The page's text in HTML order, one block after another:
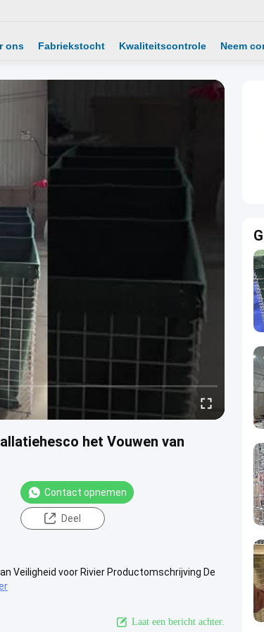
ons Fabriekstocht Kwaliteitscontrole Neem
het Vouwen van
Contact opnemen
Deel
Veiligheid voor Rivier Productomschrijving De
Laat een bericht achter.